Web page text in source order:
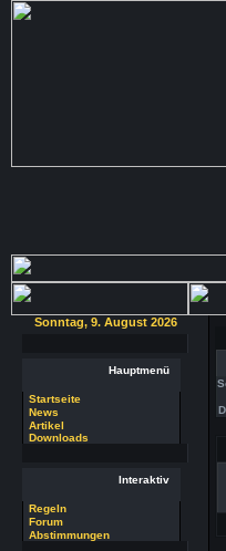
Sonntag, 9. August 2026
Hauptmenü
Startseite
News
Artikel
Downloads
Interaktiv
Regeln
Forum
Abstimmungen